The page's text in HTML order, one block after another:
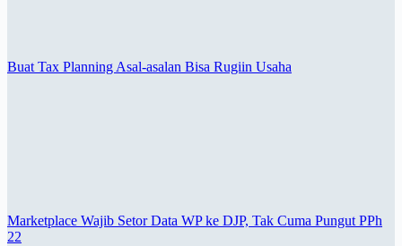
Buat Tax Planning Asal-asalan Bisa Rugiin Usaha
Marketplace Wajib Setor Data WP ke DJP, Tak Cuma Pungut PPh
22